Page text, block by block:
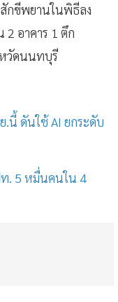
กขีพยานในพิธีลง
อาคาร 1 ตึก
วัดนนทบุรี
.นี้ ดันใช้ AI ยกระดับ
ท. 5 หมื่นคนใน 4